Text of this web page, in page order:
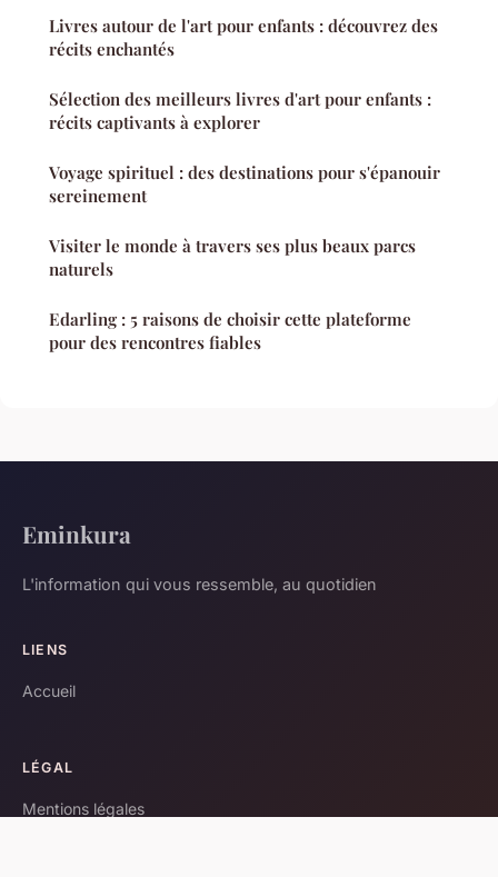
Livres autour de l'art pour enfants : découvrez des
récits enchantés
Sélection des meilleurs livres d'art pour enfants :
récits captivants à explorer
Voyage spirituel : des destinations pour s'épanouir
sereinement
Visiter le monde à travers ses plus beaux parcs
naturels
Edarling : 5 raisons de choisir cette plateforme
pour des rencontres fiables
Eminkura
L'information qui vous ressemble, au quotidien
LIENS
Accueil
LÉGAL
Mentions légales